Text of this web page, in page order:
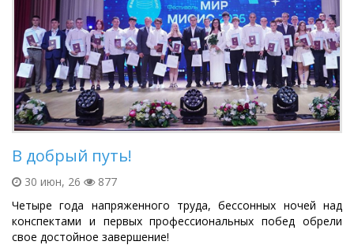
В добрый путь!
30 июн, 26
877
Четыре года напряженного труда, бессонных ночей над
конспектами и первых профессиональных побед обрели
свое достойное завершение!